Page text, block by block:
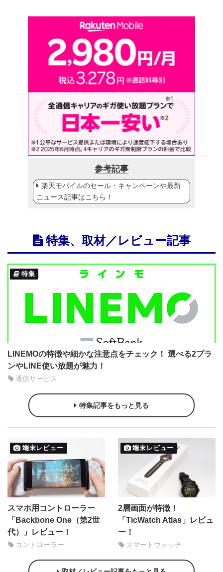
参考記事
楽天モバイルのセール・キャンペーンや最新
ニュース記事はこちら！
特集、取材／レビュー記事
特集
LINEMOの特徴や細かな注意点をチェック！ 選べる2プラ
ンやLINE使い放題が魅力！
通信サービス
特集記事をもっと見る
端末レビュー
スマホ用コントローラー
「Backbone One（第2世
代）」レビュー！
コントローラー
端末レビュー
2層画面が特徴！
「TicWatch Atlas」レビュ
ー！
スマートウォッチ